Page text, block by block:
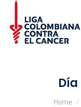
You
Home